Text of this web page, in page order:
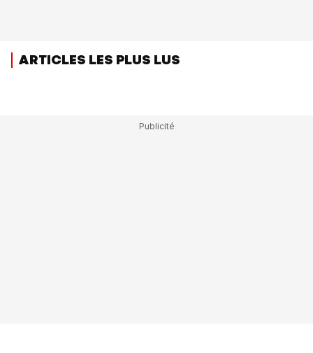
ARTICLES LES PLUS LUS